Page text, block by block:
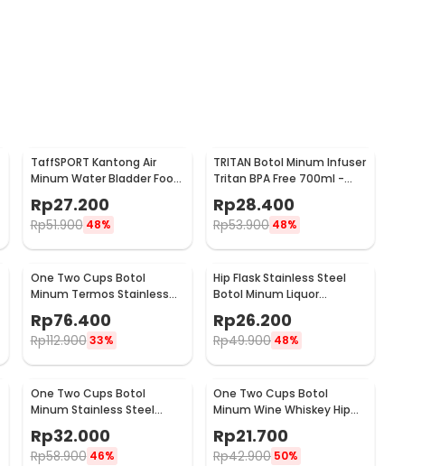
TaffSPORT Kantong Air
Minum Water Bladder Food
SD16
Rp27.200
Rp51.900 48%
TRITAN Botol Minum Infuser
Tritan BPA Free 700ml -
Rp28.400
Rp53.900 48%
One Two Cups Botol
Minum Termos Stainless
Steel BPA Free 400ml -
K623
Rp76.400
Rp112.900 33%
Hip Flask Stainless Steel
Botol Minum Liquor
Whiskey Vintage 7oz Jack
Daniel - H-7
Rp26.200
Rp49.900 48%
One Two Cups Botol
Minum Stainless Steel
Portable with Carabiner
750ml - GBD
Rp32.000
Rp58.900 46%
One Two Cups Botol
Minum Wine Whiskey Hip
Rp21.700
Rp42.900 50%